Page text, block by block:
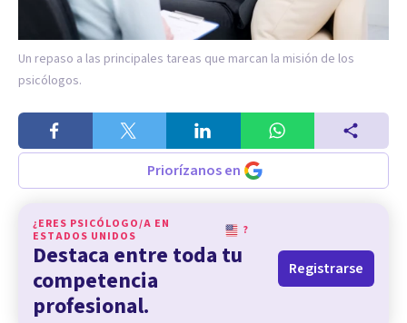
Un repaso a las principales tareas que marcan la misión de los
psicólogos.
Priorízanos en
¿ERES PSICÓLOGO/A EN
ESTADOS UNIDOS
?
Destaca entre toda tu
competencia
profesional.
Registrarse